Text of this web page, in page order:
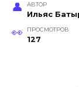
АВТОР
Ильяс
ПРОСМОТРОВ
127